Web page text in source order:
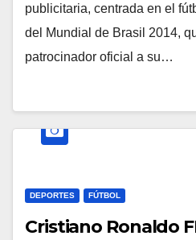
publicitaria, centrada en el
del Mundial de Brasil 2014,
patrocinador oficial a su…
DEPORTES FÚTBOL
Cristiano Ronaldo